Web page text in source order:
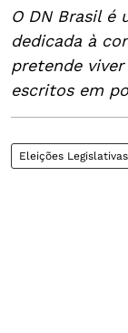
O DN Brasil é
dedicada à
pretende
escritos em
Eleições